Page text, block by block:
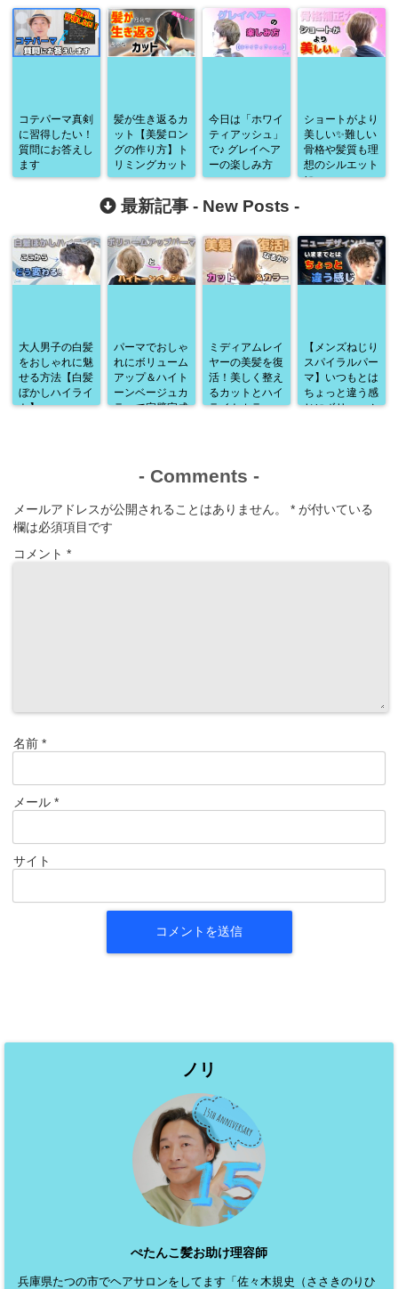
コテパーマ真剣
に習得したい！
質問にお答えし
ます
髪が生き返るカ
ット【美髪ロン
グの作り方】ト
リミングカット
今日は「ホワイ
ティアッシュ」
で♪ グレイヘア
ーの楽しみ方
ショートがより
美しい✨難しい
骨格や髪質も理
想のシルエット
に♪
最新記事 - New Posts -
大人男子の白髪
をおしゃれに魅
せる方法【白髪
ぼかしハイライ
ト】
パーマでおしゃ
れにボリューム
アップ＆ハイト
ーンベージュカ
ラーで完璧完成
ミディアムレイ
ヤーの美髪を復
活！美しく整え
るカットとハイ
ライトカラー
【メンズねじり
スパイラルパー
マ】いつもとは
ちょっと違う感
じにボリューム
- Comments -
メールアドレスが公開されることはありません。 * が付いている
欄は必須項目です
コメント *
名前 *
メール *
サイト
ノリ
ぺたんこ髪お助け理容師
兵庫県たつの市でヘアサロンをしてます「佐々木規史（ささきのりひ